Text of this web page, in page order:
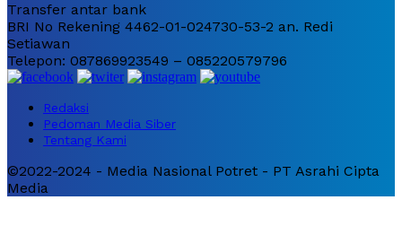
Transfer antar bank
BRI No Rekening 4462-01-024730-53-2 an. Redi
Setiawan
Telepon: 087869923549 – 085220579796
Redaksi
Pedoman Media Siber
Tentang Kami
©2022-2024 - Media Nasional Potret - PT Asrahi Cipta
Media